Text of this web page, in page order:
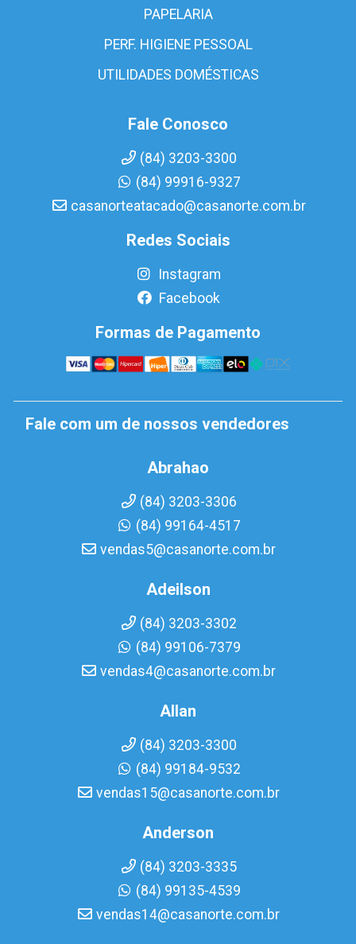
PAPELARIA
PERF. HIGIENE PESSOAL
UTILIDADES DOMÉSTICAS
Fale Conosco
(84) 3203-3300
(84) 99916-9327
casanorteatacado@casanorte.com.br
Redes Sociais
Instagram
Facebook
Formas de Pagamento
Fale com um de nossos vendedores
Abrahao
(84) 3203-3306
(84) 99164-4517
vendas5@casanorte.com.br
Adeilson
(84) 3203-3302
(84) 99106-7379
vendas4@casanorte.com.br
Allan
(84) 3203-3300
(84) 99184-9532
vendas15@casanorte.com.br
Anderson
(84) 3203-3335
(84) 99135-4539
vendas14@casanorte.com.br